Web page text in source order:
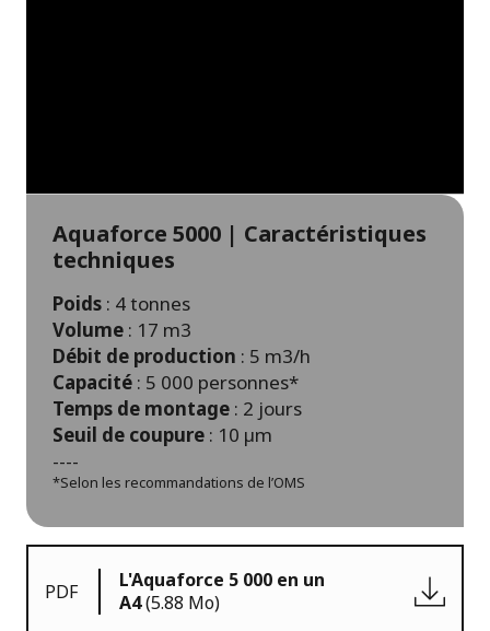
Aquaforce 5000 | Caractéristiques
techniques
Poids : 4 tonnes
Volume : 17 m3
Débit de production : 5 m3/h
Capacité : 5 000 personnes*
Temps de montage : 2 jours
Seuil de coupure : 10 µm
----
*Selon les recommandations de l’OMS
PDF
L'Aquaforce 5 000 en un
A4(5.88 Mo)